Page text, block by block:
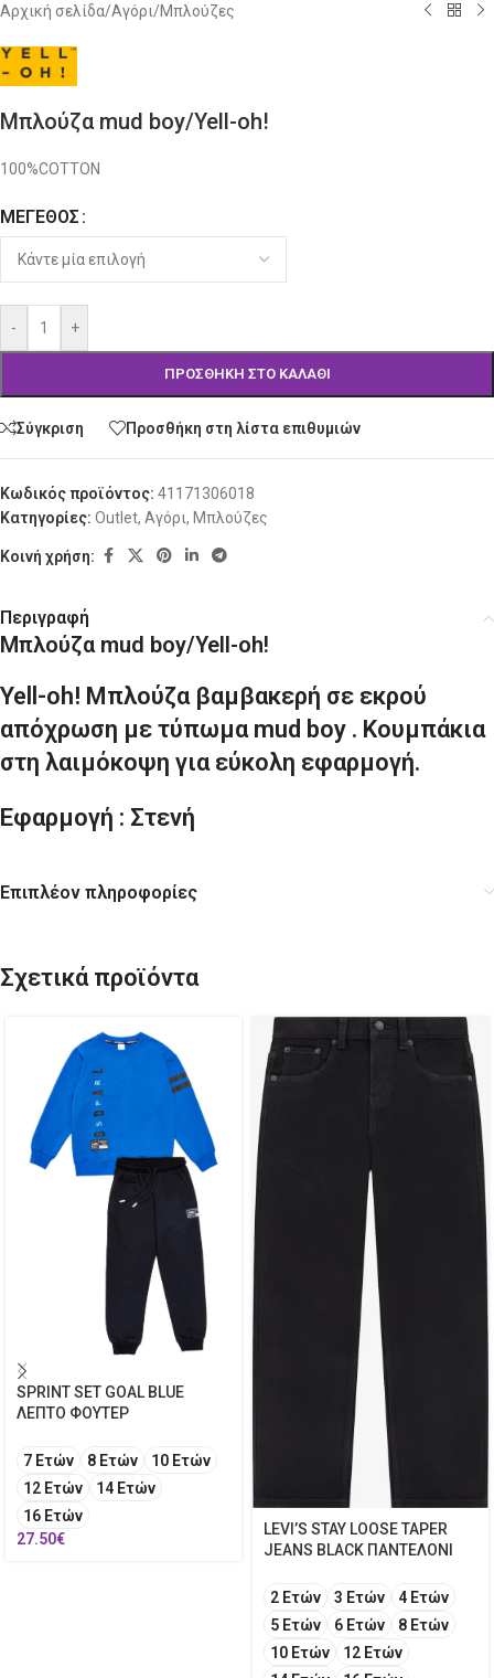
Αρχική σελίδα/Αγόρι/Μπλούζες
Μπλούζα mud boy/Yell-oh!
100%COTTON
ΜΈΓΕΘΟΣ
- +
ΠΡΟΣΘΉΚΗ ΣΤΟ ΚΑΛΆΘΙ
Alternative:
Σύγκριση Προσθήκη στη λίστα επιθυμιών
Κωδικός προϊόντος: 41171306018
Κατηγορίες: Outlet, Αγόρι, Μπλούζες
Κοινή χρήση:
Περιγραφή
Μπλούζα mud boy/Yell-oh!
Yell-oh! Μπλούζα βαμβακερή σε εκρού
απόχρωση με τύπωμα mud boy . Κουμπάκια
στη λαιμόκοψη για εύκολη εφαρμογή.
Εφαρμογή : Στενή
Επιπλέον πληροφορίες
Σχετικά προϊόντα
SPRINT SET GOAL BLUE
ΛΕΠΤΟ ΦΟΥΤΕΡ
7 Ετών 8 Ετών
10 Ετών
12 Ετών
14 Ετών
16 Ετών
27.50€
LEVI’S STAY LOOSE TAPER
JEANS BLACK ΠΑΝΤΕΛΟΝΙ
2 Ετών 3 Ετών
4 Ετών
5 Ετών
6 Ετών
8 Ετών
10 Ετών
12 Ετών